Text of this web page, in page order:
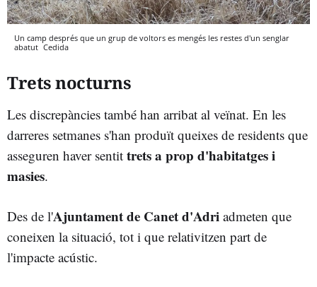
Un camp després que un grup de voltors es mengés les restes d'un senglar
abatut Cedida
Trets nocturns
Les discrepàncies també han arribat al veïnat. En les
darreres setmanes s'han produït queixes de residents que
asseguren haver sentit trets a prop d'habitatges i
masies.
Des de l'Ajuntament de Canet d'Adri admeten que
coneixen la situació, tot i que relativitzen part de
l'impacte acústic.